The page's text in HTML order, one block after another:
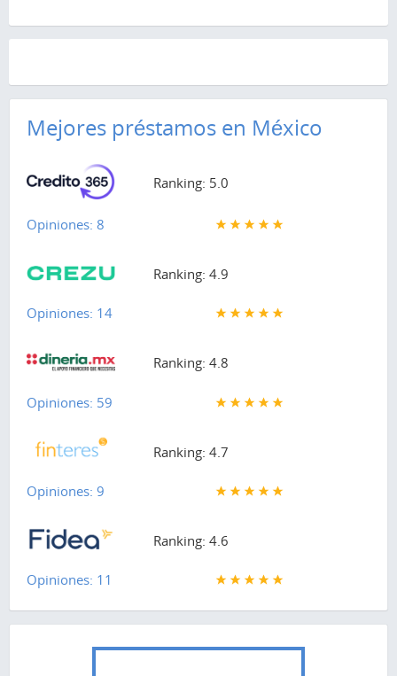
Mejores préstamos en México
Ranking: 5.0
Opiniones: 8
Ranking: 4.9
Opiniones: 14
Ranking: 4.8
Opiniones: 59
Ranking: 4.7
Opiniones: 9
Ranking: 4.6
Opiniones: 11